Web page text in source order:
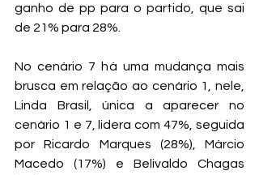
ganho de pp para o partido, que sai
de 21% para 28%.
No cenário 7 há uma mudança mais
brusca em relação ao cenário 1, nele,
Linda Brasil, única a aparecer no
cenário 1 e 7, lidera com 47%, seguida
por Ricardo Marques (28%), Márcio
Macedo (17%) e Belivaldo Chagas